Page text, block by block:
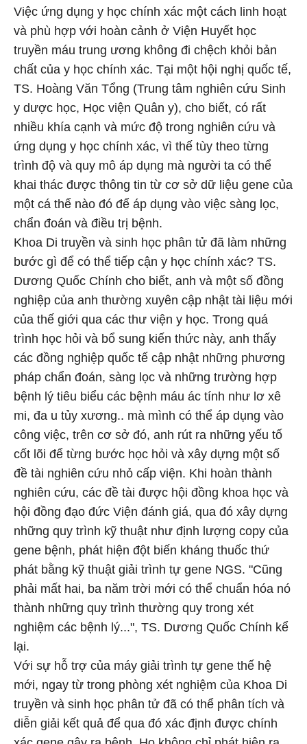
Việc ứng dụng y học chính xác một cách linh hoạt
và phù hợp với hoàn cảnh ở Viện Huyết học
truyền máu trung ương không đi chệch khỏi bản
chất của y học chính xác. Tại một hội nghị quốc tế,
TS. Hoàng Văn Tổng (Trung tâm nghiên cứu Sinh
y dược học, Học viện Quân y), cho biết, có rất
nhiều khía cạnh và mức độ trong nghiên cứu và
ứng dụng y học chính xác, vì thế tùy theo từng
trình độ và quy mô áp dụng mà người ta có thể
khai thác được thông tin từ cơ sở dữ liệu gene của
một cá thể nào đó để áp dụng vào việc sàng lọc,
chẩn đoán và điều trị bệnh.
Khoa Di truyền và sinh học phân tử đã làm những
bước gì để có thể tiếp cận y học chính xác? TS.
Dương Quốc Chính cho biết, anh và một số đồng
nghiệp của anh thường xuyên cập nhật tài liệu mới
của thế giới qua các thư viện y học. Trong quá
trình học hỏi và bổ sung kiến thức này, anh thấy
các đồng nghiệp quốc tế cập nhật những phương
pháp chẩn đoán, sàng lọc và những trường hợp
bệnh lý tiêu biểu các bệnh máu ác tính như lơ xê
mi, đa u tủy xương.. mà mình có thể áp dụng vào
công việc, trên cơ sở đó, anh rút ra những yếu tố
cốt lõi để từng bước học hỏi và xây dựng một số
đề tài nghiên cứu nhỏ cấp viện. Khi hoàn thành
nghiên cứu, các đề tài được hội đồng khoa học và
hội đồng đạo đức Viện đánh giá, qua đó xây dựng
những quy trình kỹ thuật như định lượng copy của
gene bệnh, phát hiện đột biến kháng thuốc thứ
phát bằng kỹ thuật giải trình tự gene NGS. "Cũng
phải mất hai, ba năm trời mới có thể chuẩn hóa nó
thành những quy trình thường quy trong xét
nghiệm các bệnh lý...", TS. Dương Quốc Chính kể
lại.
Với sự hỗ trợ của máy giải trình tự gene thế hệ
mới, ngay từ trong phòng xét nghiệm của Khoa Di
truyền và sinh học phân tử đã có thể phân tích và
diễn giải kết quả để qua đó xác định được chính